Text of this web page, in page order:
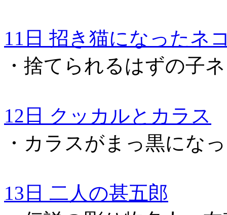
11日 招き猫になったネ
・捨てられるはずの子
12日 クッカルとカラス
・カラスがまっ黒にな
13日 二人の甚五郎